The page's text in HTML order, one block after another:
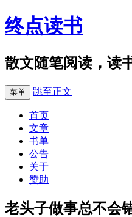
终点读书
散文随笔阅读，读
菜单 跳至正文
首页
文章
书单
公告
关于
赞助
老头子做事总不会